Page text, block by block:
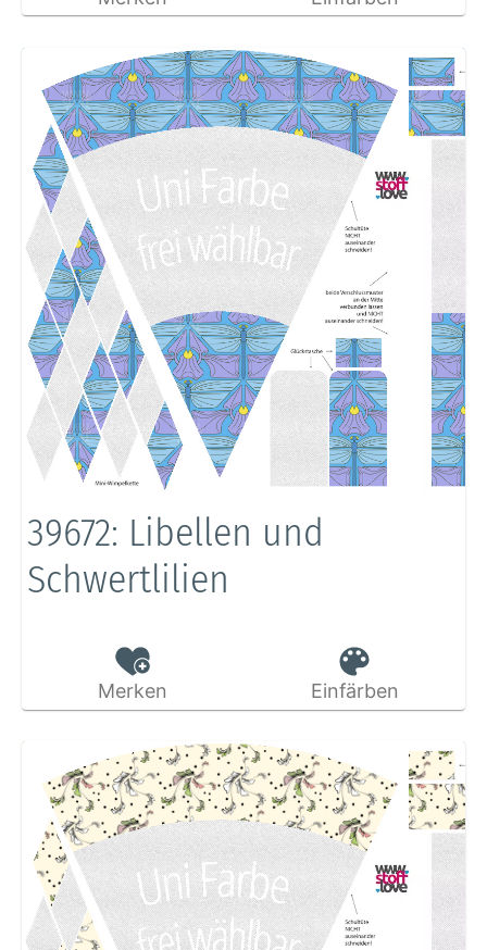
39672: Libellen und
Schwertlilien
Merken Einfärben